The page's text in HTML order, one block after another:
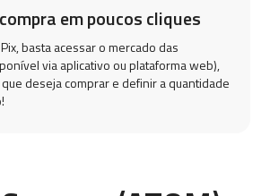
em poucos cliques
basta acessar o mercado das
via aplicativo ou plataforma web),
deseja comprar e definir a quantidade